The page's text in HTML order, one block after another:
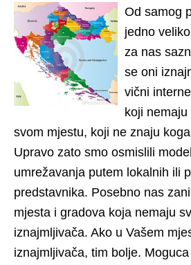
Od samog
jedno
za nas
se oni
vični
koji
svom mjestu, koji ne znaju
Upravo zato smo osmislili
umrežavanja putem lokalnih ili
predstavnika. Posebno nas
mjesta i gradova koja nemaju
iznajmljivača. Ako u Vašem
iznajmljivača, tim bolje.